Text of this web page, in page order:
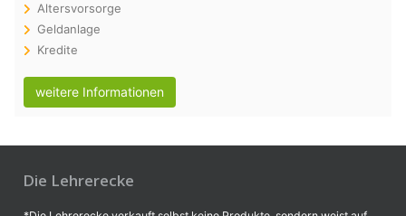
Altersvorsorge
Geldanlage
Kredite
weitere Informationen
Die Lehrerecke